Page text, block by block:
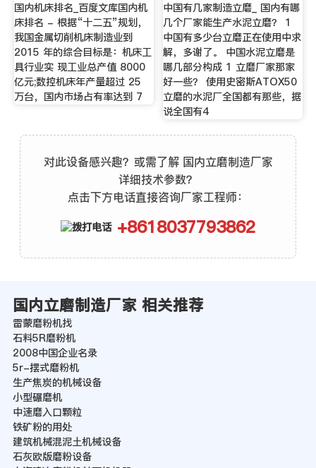
国内机床排名_百度文库国内机
床排名 - 根据“十二五”规划，
我国金属切削机床制造业到
2015 年的综合目标是：机床工
具行业实 现工业总产值 8000
亿元;数控机床年产量超过 25
万台，国内市场占有率达到 7
中国有几家制造立磨_ 国内有哪
几个厂家能生产水泥立磨？ 1
中国有多少台立磨正在使用中求
解，多谢了。 中国水泥立磨是
哪几部分构成 1 立磨厂家那家
好一些？ 使用史密斯ATOX50
立磨的水泥厂全国都有那些，据
说全国有4
对此设备感兴趣？或需了解 国内立磨制造厂家
详细技术参数？
点击下方电话直接咨询厂家工程师：
+8618037793862
国内立磨制造厂家 相关推荐
雷蒙磨粉机找
石料5R磨粉机
2008中国企业名录
5r-摆式磨粉机
生产焦炭的机械设备
小型碾磨机
中速磨入口颗粒
铁矿粉的用处
建筑机械混泥土机械设备
石灰欧版磨粉设备